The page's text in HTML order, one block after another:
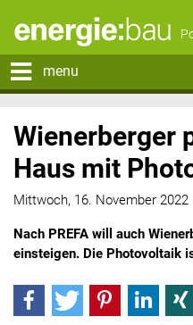
menu
Wienerberger
Haus mit
Mittwoch, 16. November 2022
Nach PREFA will auch
einsteigen. Die Photovoltaik